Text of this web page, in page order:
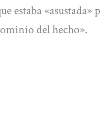
estaba «asustada»
del hecho».